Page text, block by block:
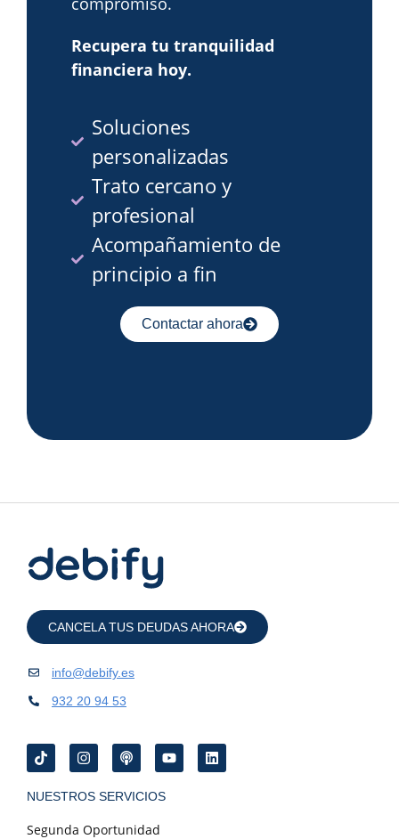
Recupera tu tranquilidad
financiera hoy.
Soluciones
personalizadas
Trato cercano y
profesional
Acompañamiento de
principio a fin
Contactar ahora
CANCELA TUS DEUDAS AHORA
info@debify.es
932 20 94 53
NUESTROS SERVICIOS
Segunda Oportunidad